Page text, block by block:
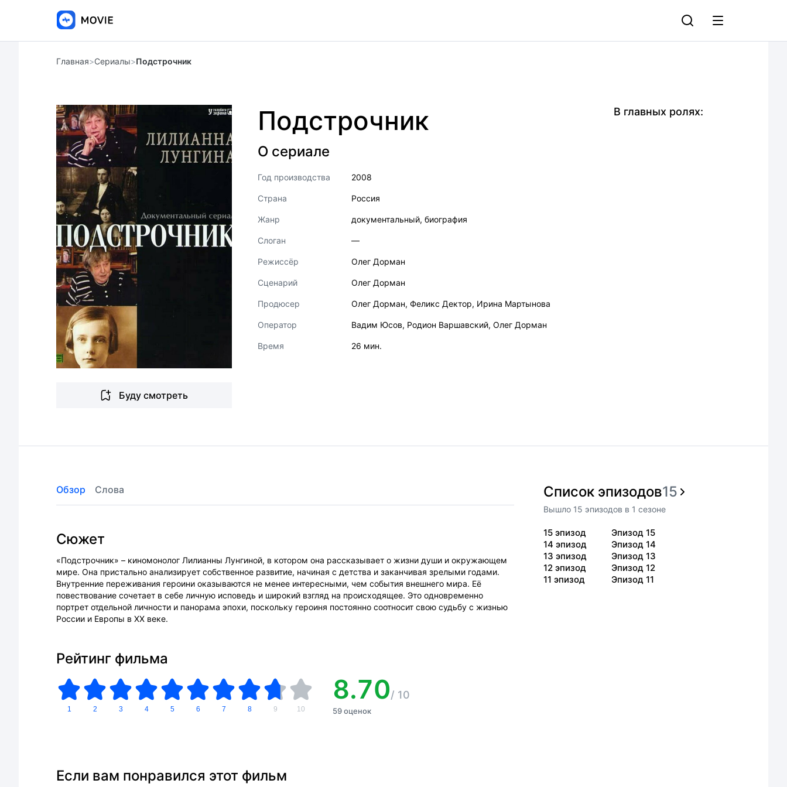
Главная>Сериалы>Подстрочник
Буду смотреть
Подстрочник
О сериале
Год производства 2008
Страна Россия
Жанр документальный, биография
Слоган —
Режиссёр Олег Дорман
Сценарий Олег Дорман
Продюсер Олег Дорман, Феликс Дектор, Ирина Мартынова
Оператор Вадим Юсов, Родион Варшавский, Олег Дорман
Время 26 мин.
В главных ролях:
Обзор Слова
Сюжет
«Подстрочник» – киномонолог Лилианны Лунгиной, в котором она рассказывает о жизни души и окружающем
мире. Она пристально анализирует собственное развитие, начиная с детства и заканчивая зрелыми годами.
Внутренние переживания героини оказываются не менее интересными, чем события внешнего мира. Её
повествование сочетает в себе личную исповедь и широкий взгляд на происходящее. Это одновременно
портрет отдельной личности и панорама эпохи, поскольку героиня постоянно соотносит свою судьбу с жизнью
России и Европы в XX веке.
Рейтинг фильма
1 2 3 4 5 6 7 8 9 10
8.70/ 10
59 оценок
Если вам понравился этот фильм
Список эпизодов15
Вышло 15 эпизодов в 1 сезоне
15 эпизод
Эпизод 15
14 эпизод
Эпизод 14
13 эпизод
Эпизод 13
12 эпизод
Эпизод 12
11 эпизод Эпизод 11